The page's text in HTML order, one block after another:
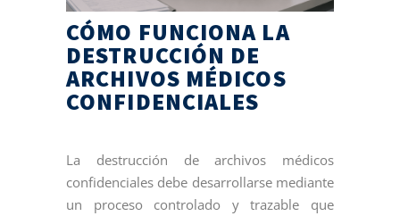
CÓMO FUNCIONA LA
DESTRUCCIÓN DE
ARCHIVOS MÉDICOS
CONFIDENCIALES
La destrucción de archivos médicos
confidenciales debe desarrollarse mediante
un proceso controlado y trazable que